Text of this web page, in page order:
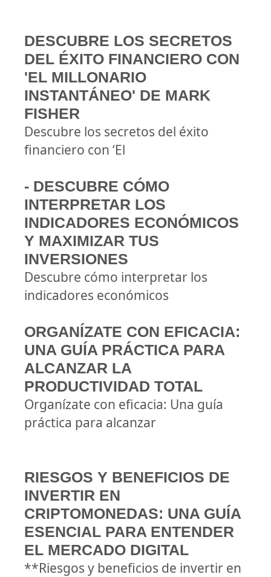
DESCUBRE LOS SECRETOS
DEL ÉXITO FINANCIERO CON
'EL MILLONARIO
INSTANTÁNEO' DE MARK
FISHER
Descubre los secretos del éxito
financiero con ‘El
- DESCUBRE CÓMO
INTERPRETAR LOS
INDICADORES ECONÓMICOS
Y MAXIMIZAR TUS
INVERSIONES
Descubre cómo interpretar los
indicadores económicos
ORGANÍZATE CON EFICACIA:
UNA GUÍA PRÁCTICA PARA
ALCANZAR LA
PRODUCTIVIDAD TOTAL
Organízate con eficacia: Una guía
práctica para alcanzar
RIESGOS Y BENEFICIOS DE
INVERTIR EN
CRIPTOMONEDAS: UNA GUÍA
ESENCIAL PARA ENTENDER
EL MERCADO DIGITAL
**Riesgos y beneficios de invertir en